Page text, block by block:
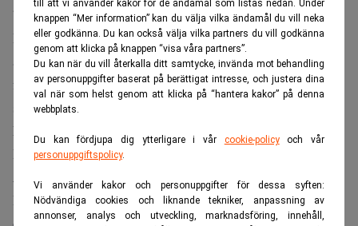
till att vi använder kakor för de ändamål som listas nedan. Under
knappen “Mer information” kan du välja vilka ändamål du vill neka
eller godkänna. Du kan också välja vilka partners du vill godkänna
genom att klicka på knappen “visa våra partners”.
Du kan när du vill återkalla ditt samtycke, invända mot behandling
av personuppgifter baserat på berättigat intresse, och justera dina
val när som helst genom att klicka på “hantera kakor” på denna
webbplats.
Du kan fördjupa dig ytterligare i vår cookie-policyoch vår
personuppgiftspolicy.
Vi använder kakor och personuppgifter för dessa syften:
Nödvändiga cookies och liknande tekniker, anpassning av
annonser, analys och utveckling, marknadsföring, innehåll,
blygsamma 6 procent 2028.
Det bryter mot den logik som dominerat marknaden i två
år: att Microsoft, Amazon, Alphabet och Meta skulle
fortsätta accelerera sina datacenterbyggen, vilket i sin tur
skulle garantera intäktstillväxten hos underleverantörerna.
Missa inte:
Nya datacenter får investerare att gå i spinn.
Dagens PS
Alexis Bossard , global aktieförvaltare på Edmond de
Rothschild Asset Management, har dragit ner